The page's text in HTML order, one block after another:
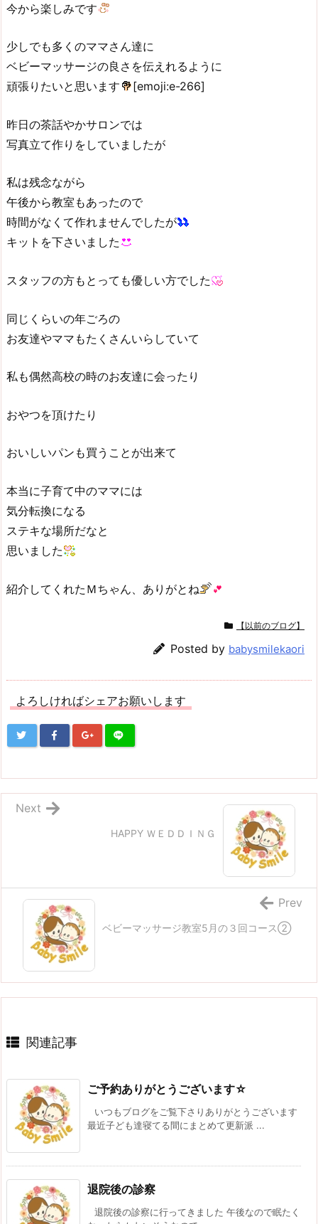
今から楽しみです
少しでも多くのママさん達に
ベビーマッサージの良さを伝えれるように
頑張りたいと思います
[emoji:e-266]
昨日の茶話やかサロンでは
写真立て作りをしていましたが
私は残念ながら
午後から教室もあったので
時間がなくて作れませんでしたが
キットを下さいました
スタッフの方もとっても優しい方でした
同じくらいの年ごろの
お友達やママもたくさんいらしていて
私も偶然高校の時のお友達に会ったり
おやつを頂けたり
おいしいパンも買うことが出来て
本当に子育て中のママには
気分転換になる
ステキな場所だなと
思いました
紹介してくれたＭちゃん、ありがとね
【以前のブログ】
Posted by babysmilekaori
よろしければシェアお願いします
HAPPY ＷＥＤＤＩＮＧ
Next
ベビーマッサージ教室5月の３回コース②
Prev
関連記事
ご予約ありがとうございます☆
いつもブログをご覧下さりありがとうございます
最近子ども達寝てる間にまとめて更新派 ...
退院後の診察
退院後の診察に行ってきました 午後なので眠たく